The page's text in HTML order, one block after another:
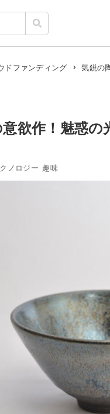
ドファンディング 気鋭の
欲作！魅惑
ノロジー 趣味